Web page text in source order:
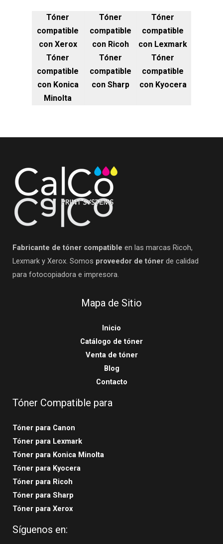
Tóner
compatible
con Xerox
Tóner
compatible
con Ricoh
Tóner
compatible
con Lexmark
Tóner
compatible
con Konica
Minolta
Tóner
compatible
con Sharp
Tóner
compatible
con Kyocera
Fabricante de tóner compatible en las marcas Ricoh,
Lexmark y Xerox. Somos proveedor de tóner de calidad
para fotocopiadora e impresora.
Mapa de Sitio
Inicio
Catálogo de tóner
Venta de tóner
Blog
Contacto
Tóner Compatible para
Tóner para Canon
Tóner para Lexmark
Tóner para Konica Minolta
Tóner para Kyocera
Tóner para Ricoh
Tóner para Sharp
Tóner para Xerox
Síguenos en: